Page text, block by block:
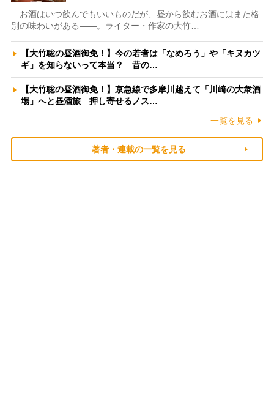
お酒はいつ飲んでもいいものだが、昼から飲むお酒にはまた格
別の味わいがある――。ライター・作家の大竹…
【大竹聡の昼酒御免！】今の若者は「なめろう」や「キヌカツ
ギ」を知らないって本当？ 昔の…
【大竹聡の昼酒御免！】京急線で多摩川越えて「川崎の大衆酒
場」へと昼酒旅 押し寄せるノス…
一覧を見る
著者・連載の一覧を見る